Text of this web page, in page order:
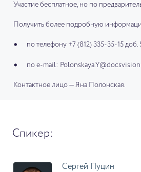
Участие бесплатное, но по
Получить более подробную
по телефону +7 (812) 335-35-15 доб.
по e-mail:
Контактное лицо — Яна Полонская.
Спикер:
Сергей Пуцин